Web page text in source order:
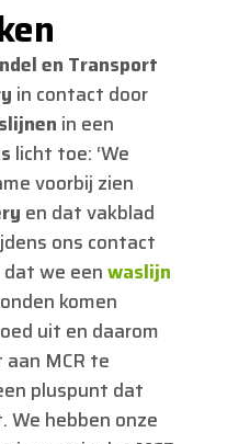
en Transport
in contact door
in een
licht toe: ‘We
voorbij zien
en dat vakblad
ons contact
dat we eenwaslijn
komen
uit en daarom
MCR te
pluspunt dat
hebben onze